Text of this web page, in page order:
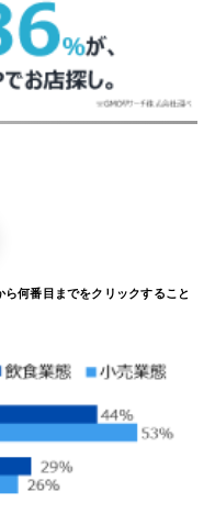
ら何番目までをクリックすること